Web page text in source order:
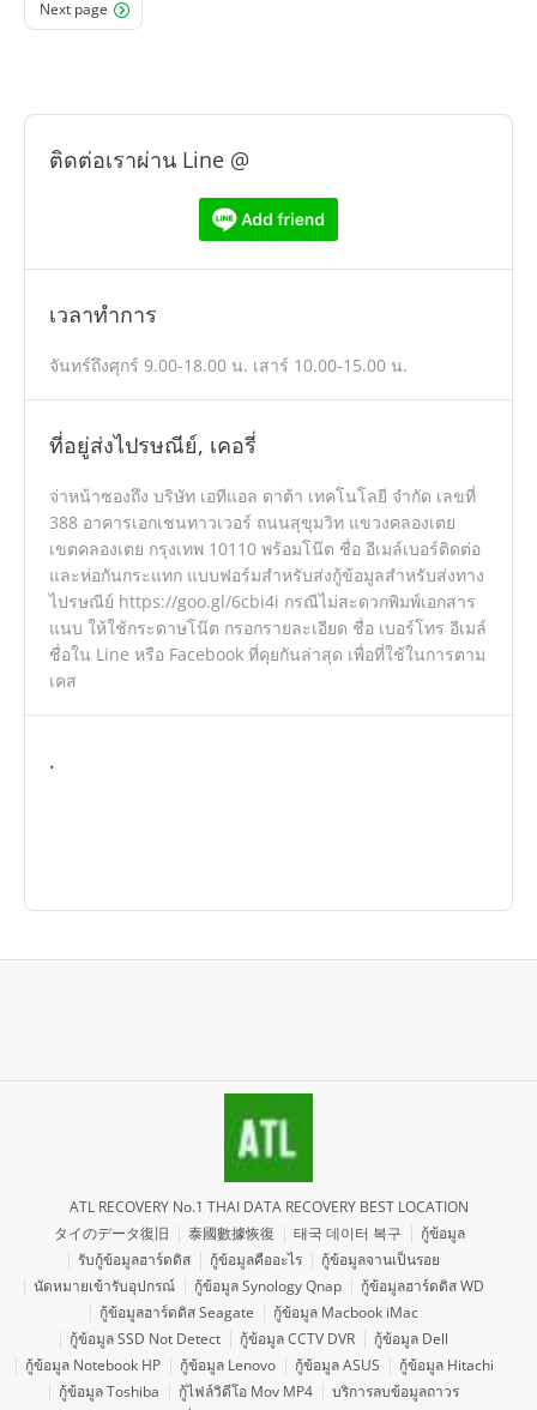
Next page
ติดต่อเราผ่าน Line @
เวลาทำการ
จันทร์ถึงศุกร์ 9.00-18.00 น. เสาร์ 10.00-15.00 น.
ที่อยู่ส่งไปรษณีย์, เคอรี่
จ่าหน้าซองถึง บริษัท เอทีแอล ดาต้า เทคโนโลยี จำกัด เลขที่
388 อาคารเอกเชนทาวเวอร์ ถนนสุขุมวิท แขวงคลองเตย
เขตคลองเตย กรุงเทพ 10110 พร้อมโน๊ต ชื่อ อีเมล์เบอร์ติดต่อ
และห่อกันกระแทก แบบฟอร์มสำหรับส่งกู้ข้อมูลสำหรับส่งทาง
ไปรษณีย์ https://goo.gl/6cbi4i กรณีไม่สะดวกพิมพ์เอกสาร
แนบ ให้ใช้กระดาษโน๊ต กรอกรายละเอียด ชื่อ เบอร์โทร อีเมล์
ชื่อใน Line หรือ Facebook ที่คุยกันล่าสุด เพื่อที่ใช้ในการตาม
เคส
.
ATL RECOVERY No.1 THAI DATA RECOVERY BEST LOCATION
タイのデータ復旧
泰國數據恢復 태국 데이터 복구
กู้ข้อมูล
รับกู้ข้อมูลฮาร์ดดิส
กู้ข้อมูลคืออะไร
กู้ข้อมูลจานเป็นรอย
นัดหมายเข้ารับอุปกรณ์
กู้ข้อมูล Synology Qnap
กู้ข้อมูลฮาร์ดดิส WD
กู้ข้อมูลฮาร์ดดิส Seagate
กู้ข้อมูล Macbook iMac
กู้ข้อมูล SSD Not Detect
กู้ข้อมูล CCTV DVR
กู้ข้อมูล Dell
กู้ข้อมูล Notebook HP
กู้ข้อมูล Lenovo กู้ข้อมูล ASUS
กู้ข้อมูล Hitachi
กู้ข้อมูล Toshiba
กู้ไฟล์วิดีโอ Mov MP4
บริการลบข้อมูลถาวร